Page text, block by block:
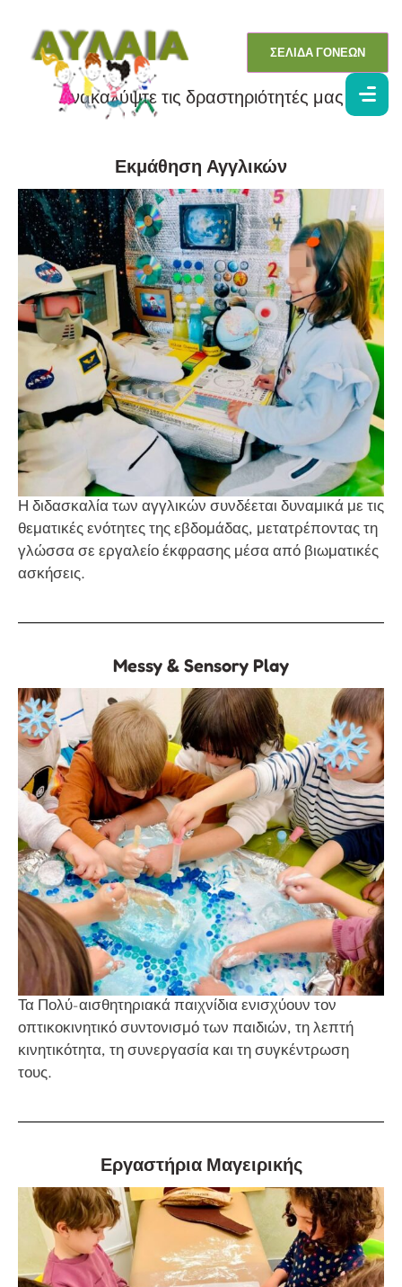
ΣΕΛΙΔΑ ΓΟΝΕΩΝ
Ανακαλύψτε τις δραστηριότητές μας
Εκμάθηση Αγγλικών
Η διδασκαλία των αγγλικών συνδέεται δυναμικά με τις
θεματικές ενότητες της εβδομάδας, μετατρέποντας τη
γλώσσα σε εργαλείο έκφρασης μέσα από βιωματικές
ασκήσεις.
Messy & Sensory Play
Τα Πολύ-αισθητηριακά παιχνίδια ενισχύουν τον
οπτικοκινητικό συντονισμό των παιδιών, τη λεπτή
κινητικότητα, τη συνεργασία και τη συγκέντρωση
τους.
Εργαστήρια Μαγειρικής